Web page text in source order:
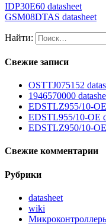
IDP30E60 datasheet
GSM08DTAS datasheet
Найти:
Свежие записи
OSTTJ075152
1946570000
EDSTLZ955/10-OE
EDSTL955/10-OE
EDSTLZ950/10-OE
Свежие комментарии
Рубрики
datasheet
wiki